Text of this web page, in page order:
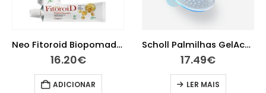
Neo Fitoroid Biopomada Endoretal 40 ml
16.20€
ADICIONAR
Scholl Palmilhas GelActiv para sapatos altos diários
17.49€
LER MAIS